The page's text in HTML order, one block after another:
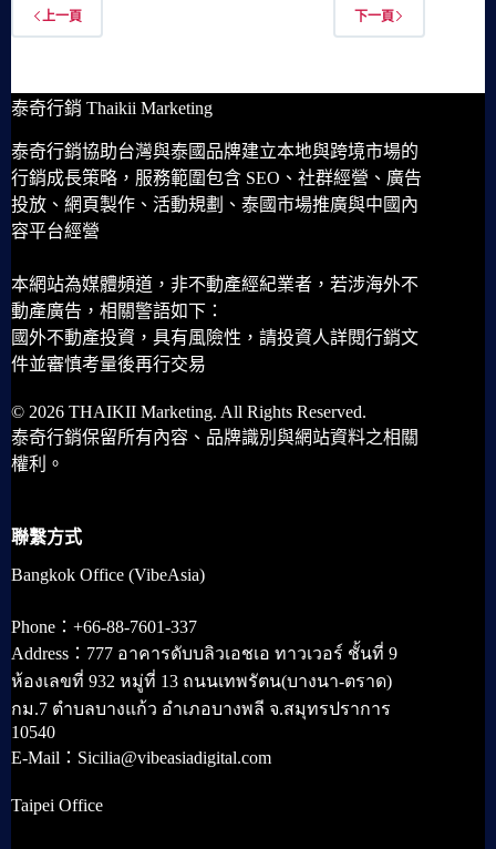
上一頁 下一頁
泰奇行銷 Thaikii Marketing
泰奇行銷協助台灣與泰國品牌建立本地與跨境市場的
行銷成長策略，服務範圍包含 SEO、社群經營、廣告
投放、網頁製作、活動規劃、泰國市場推廣與中國內
容平台經營
本網站為媒體頻道，非不動產經紀業者，若涉海外不
動產廣告，相關警語如下：
國外不動產投資，具有風險性，請投資人詳閱行銷文
件並審慎考量後再行交易
© 2026 THAIKII Marketing. All Rights Reserved.
泰奇行銷保留所有內容、品牌識別與網站資料之相關
權利。
聯繫方式
Bangkok Office (VibeAsia)
Phone：+66-88-7601-337
Address：777 อาคารดับบลิวเอชเอ ทาวเวอร์ ชั้นที่ 9
ห้องเลขที่ 932 หมู่ที่ 13 ถนนเทพรัตน(บางนา-ตราด)
กม.7 ตำบลบางแก้ว อำเภอบางพลี จ.สมุทรปราการ
10540
E-Mail：Sicilia@vibeasiadigital.com
Taipei Office